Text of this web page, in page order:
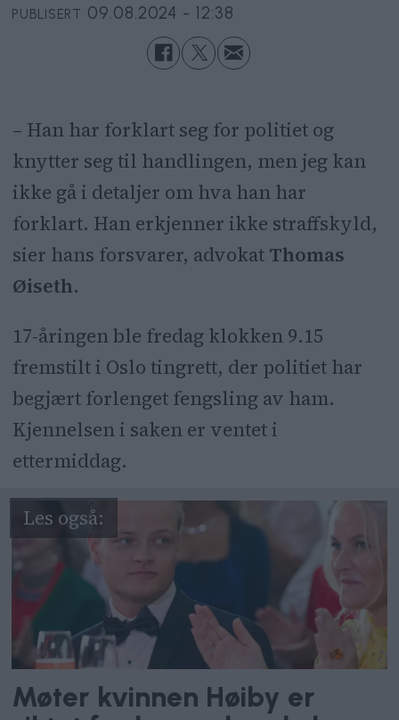
PUBLISERT 09.08.2024 - 12:38
– Han har forklart seg for politiet og
knytter seg til handlingen, men jeg kan
ikke gå i detaljer om hva han har
forklart. Han erkjenner ikke straffskyld,
sier hans forsvarer, advokat Thomas
Øiseth.
17-åringen ble fredag klokken 9.15
fremstilt i Oslo tingrett, der politiet har
begjært forlenget fengsling av ham.
Kjennelsen i saken er ventet i
ettermiddag.
Møter kvinnen Høiby er